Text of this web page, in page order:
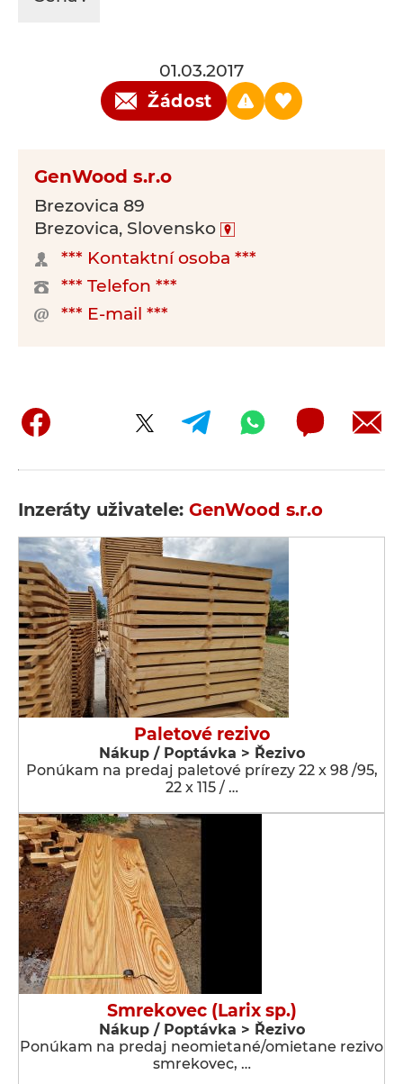
01.03.2017
Žádost
GenWood s.r.o
Brezovica 89
Brezovica, Slovensko
*** Kontaktní osoba ***
*** Telefon ***
*** E-mail ***
Inzeráty uživatele: GenWood s.r.o
Paletové rezivo
Nákup / Poptávka > Řezivo
Ponúkam na predaj paletové prírezy 22 x 98 /95,
22 x 115 / …
Smrekovec (Larix sp.)
Nákup / Poptávka > Řezivo
Ponúkam na predaj neomietané/omietane rezivo
smrekovec, …